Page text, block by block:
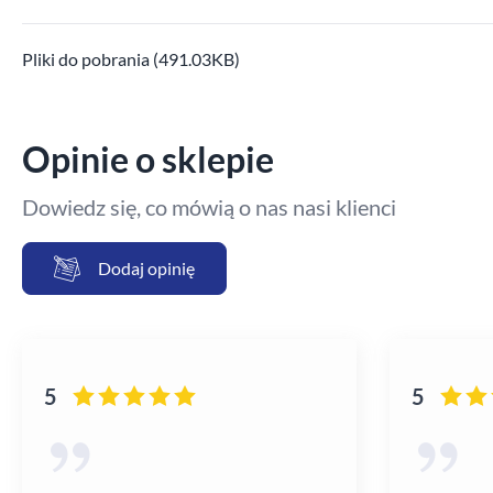
Pliki do pobrania (491.03KB)
Opinie o sklepie
Dowiedz się, co mówią o nas nasi klienci
Dodaj opinię
5 5